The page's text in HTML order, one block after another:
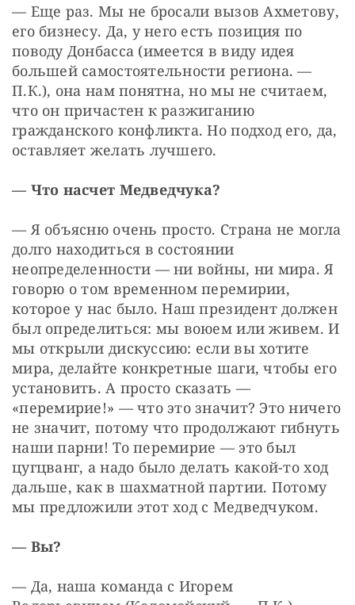
— Еще раз. Мы не бросали вызов Ахметову,
его бизнесу. Да, у него есть позиция по
поводу Донбасса (имеется в виду идея
большей самостоятельности региона. —
П.К.), она нам понятна, но мы не считаем,
что он причастен к разжиганию
гражданского конфликта. Но подход его, да,
оставляет желать лучшего.
— Что насчет Медведчука?
— Я объясню очень просто. Страна не могла
долго находиться в состоянии
неопределенности — ни войны, ни мира. Я
говорю о том временном перемирии,
которое у нас было. Наш президент должен
был определиться: мы воюем или живем. И
мы открыли дискуссию: если вы хотите
мира, делайте конкретные шаги, чтобы его
установить. А просто сказать —
«перемирие!» — что это значит? Это ничего
не значит, потому что продолжают гибнуть
наши парни! То перемирие — это был
цугцванг, а надо было делать какой-то ход
дальше, как в шахматной партии. Потому
мы предложили этот ход с Медведчуком.
— Вы?
— Да, наша команда с Игорем